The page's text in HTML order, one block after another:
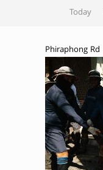
Today
Phiraphong Rd